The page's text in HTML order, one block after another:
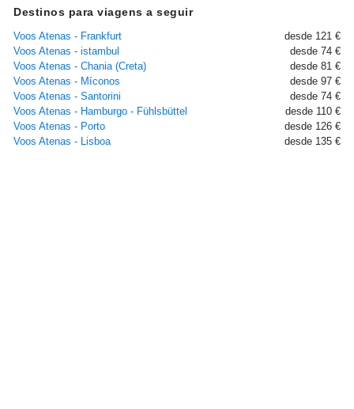
Destinos para viagens a seguir
Voos Atenas - Frankfurt
desde 121 €
Voos Atenas - istambul
desde 74 €
Voos Atenas - Chania (Creta)
desde 81 €
Voos Atenas - Míconos
desde 97 €
Voos Atenas - Santorini
desde 74 €
Voos Atenas - Hamburgo - Fühlsbüttel
desde 110 €
Voos Atenas - Porto
desde 126 €
Voos Atenas - Lisboa
desde 135 €